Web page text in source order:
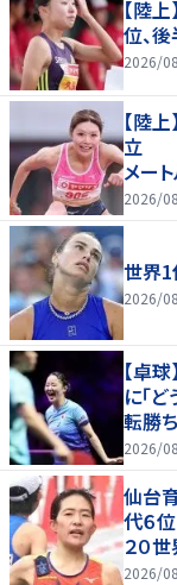
【陸
位、
2026/
【陸
立 富
メー
2026/
世界
2026/
【卓
に「
転勝
ピオ
2026/
仙台
代６
２０
2026/